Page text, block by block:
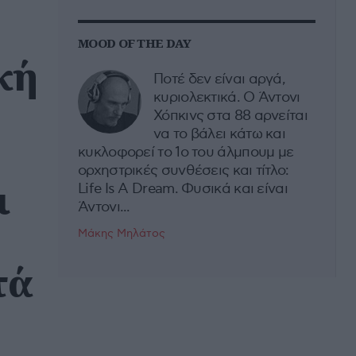
MOOD OF THE DAY
Ποτέ δεν είναι αργά,
κυριολεκτικά. Ο Άντονι
Χόπκινς στα 88 αρνείται
να το βάλει κάτω και
κυκλοφορεί το 1ο του άλμπουμ με
ορχηστρικές συνθέσεις και τίτλο:
Life Is A Dream. Φυσικά και είναι
Άντονι...
Μάκης Μηλάτος